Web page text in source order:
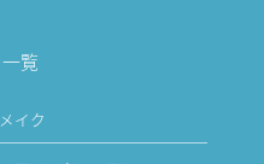
覧
メイク